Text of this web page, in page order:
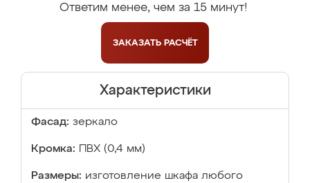
Ответим менее, чем за 15 минут!
ЗАКАЗАТЬ РАСЧЁТ
Характеристики
Фасад: зеркало
Кромка: ПВХ (0,4 мм)
Размеры: изготовление шкафа любого